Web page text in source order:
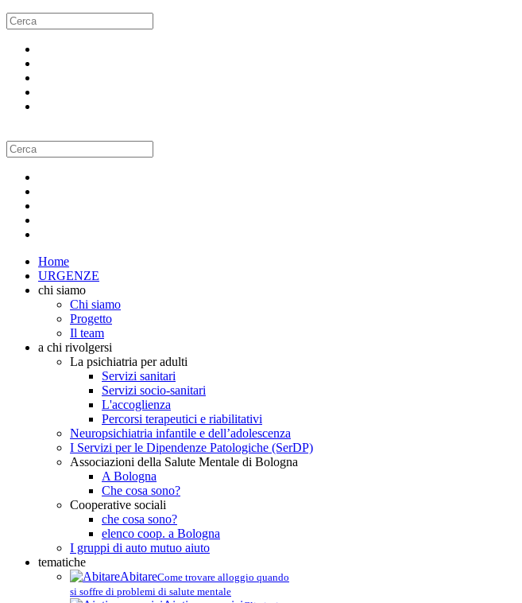
Home
URGENZE
chi siamo
Chi siamo
Progetto
Il team
a chi rivolgersi
La psichiatria per adulti
Servizi sanitari
Servizi socio-sanitari
L'accoglienza
Percorsi terapeutici e riabilitativi
Neuropsichiatria infantile e dell’adolescenza
I Servizi per le Dipendenze Patologiche (SerDP)
Associazioni della Salute Mentale di Bologna
A Bologna
Che cosa sono?
Cooperative sociali
che cosa sono?
elenco coop. a Bologna
I gruppi di auto mutuo aiuto
tematiche
AbitareCome trovare alloggio quando
si soffre di problemi di salute mentale